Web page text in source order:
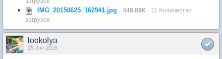
IMG_20150625_162941.jpg 448.89К
11 Количество
загрузок:
lookolya
25 Jun 2015